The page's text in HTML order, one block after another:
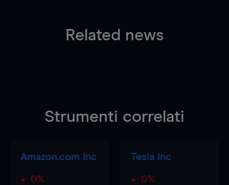
Related news
Strumenti correlati
Amazon.com Inc
0%
Tesla Inc
0%